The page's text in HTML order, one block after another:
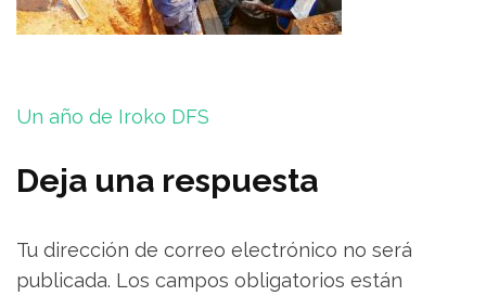
Navegación
entradas
Un año de Iroko DFS
Deja una respuesta
Tu dirección de correo electrónico no será
publicada. Los campos obligatorios están